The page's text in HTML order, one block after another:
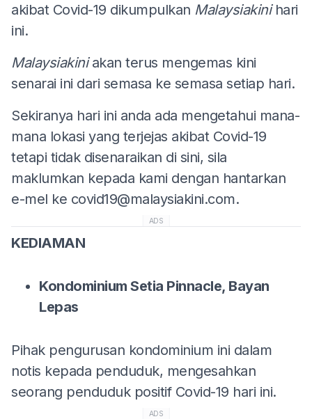
akibat Covid-19 dikumpulkan Malaysiakini hari
ini.
Malaysiakiniakan terus mengemas kini
senarai ini dari semasa ke semasa setiap hari.
Sekiranya hari ini anda ada mengetahui mana-
mana lokasi yang terjejas akibat Covid-19
tetapi tidak disenaraikan di sini, sila
maklumkan kepada kami dengan hantarkan
e-mel ke covid19@malaysiakini.com.
ADS
KEDIAMAN
Kondominium Setia Pinnacle, Bayan
Lepas
Pihak pengurusan kondominium ini dalam
notis kepada penduduk, mengesahkan
seorang penduduk positif Covid-19 hari ini.
ADS